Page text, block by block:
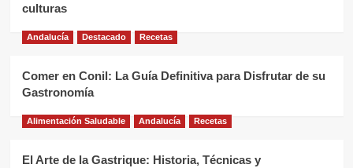
culturas
Andalucía Destacado Recetas
Comer en Conil: La Guía Definitiva para Disfrutar de su
Gastronomía
Alimentación Saludable Andalucía Recetas
El Arte de la Gastrique: Historia, Técnicas y